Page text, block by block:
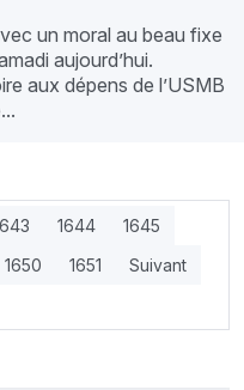
un moral au beau fixe
aujourd’hui.
aux dépens de l’USMB
1644
1645
1650 1651
Suivant